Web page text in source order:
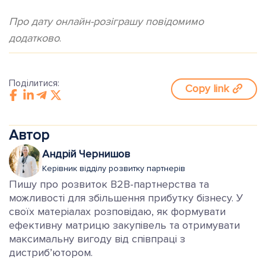
Про дату онлайн-розіграшу повідомимо
додатково.
Поділитися: Copy link
Автор
Андрій Чернишов
Керівник відділу розвитку партнерів
Пишу про розвиток B2B-партнерства та
можливості для збільшення прибутку бізнесу. У
своїх матеріалах розповідаю, як формувати
ефективну матрицю закупівель та отримувати
максимальну вигоду від співпраці з
дистриб’ютором.